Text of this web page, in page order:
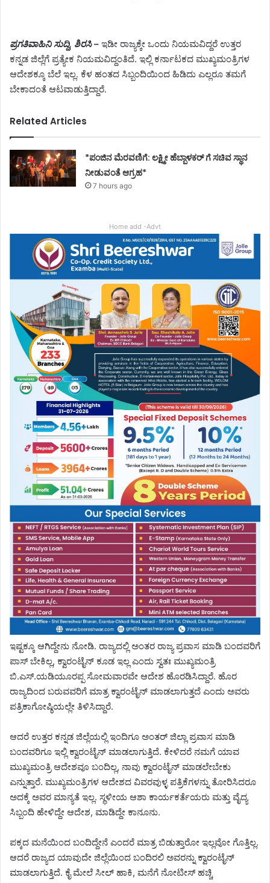
ಪ್ರಗತಿವಾಹಿನಿ ಸುದ್ದಿ, ಶಿರಸಿ – ಇಡೀ ರಾಜ್ಯಕ್ಕೇ ಒಂದು ನಿಯಮವಿದ್ದರೆ ಉತ್ತರ
ಕನ್ನಡ ಜಿಲ್ಲೆಗೆ ಪ್ರತ್ಯೇಕ ನಿಯಮವಿದ್ದಂತಿದೆ. ಇಲ್ಲಿ ಕರ್ನಾಟಕದ ಮುಖ್ಯಮಂತ್ರಿಗಳ
ಆದೇಶಕ್ಕೂ ಬೆಲೆ ಇಲ್ಲ. ಕೆಳ ಹಂತದ ಸಿಬ್ಬಂದಿಯಿಂದ ಹಿಡಿದು ಎಲ್ಲರೂ ತಮಗೆ
ಬೇಕಾದಂತೆ ಆಟವಾಡುತ್ತಿದ್ದಾರೆ.
Related Articles
*ಪಂಜಿನ ಮೆರವಣಿಗೆ: ಲಕ್ಷ್ಮೀ ಹೆಬ್ಬಾಳಕರ್ ಗೆ ಸಚಿವ ಸ್ಥಾನ
ನೀಡುವಂತೆ ಆಗ್ರಹ*
7 hours ago
Home add -Advt
ಇಷ್ಟಕ್ಕೂ ಆಗಿದ್ದೇನು ನೋಡಿ. ರಾಜ್ಯದಲ್ಲಿ ಅಂತರ ರಾಜ್ಯ ಪ್ರವಾಸ ಮಾಡಿ ಬಂದವರಿಗೆ
ಪಾಸ್ ಬೇಕಿಲ್ಲ, ಕ್ವಾರಂಟೈನ್ ಕೂಡ ಇಲ್ಲ ಎಂದು ಸ್ವತಃ ಮುಖ್ಯಮಂತ್ರಿ
ಬಿ.ಎಸ್.ಯಡಿಯೂರಪ್ಪ ಸೋಮವಾರವೇ ಆದೇಶ ಹೊರಡಿಸಿದ್ದಾರೆ. ಹೊರ
ರಾಜ್ಯದಿಂದ ಬರುವವರಿಗೆ ಮಾತ್ರ ಕ್ವಾರಂಟೈನ್ ಮಾಡಲಾಗುತ್ತದೆ ಎಂದು ಅವರು
ಪತ್ರಿಕಾಗೋಷ್ಠಿಯಲ್ಲೇ ತಿಳಿಸಿದ್ದಾರೆ.
ಆದರೆ ಉತ್ತರ ಕನ್ನಡ ಜಿಲ್ಲೆಯಲ್ಲಿ ಇಂದಿಗೂ ಅಂತರ್ ಜಿಲ್ಲಾ ಪ್ರವಾಸ ಮಾಡಿ
ಬಂದವರಿಗೂ ಇಲ್ಲಿ ಕ್ವಾರಂಟೈನ್ ಮಾಡಲಾಗುತ್ತಿದೆ. ಕೇಳಿದರೆ ನಮಗೆ ಯಾವ
ಮುಖ್ಯಮಂತ್ರಿ ಆದೇಶವೂ ಬಂದಿಲ್ಲ, ನಾವು ಕ್ವಾರಂಟೈನ್ ಮಾಡಲೇಬೇಕು
ಎನ್ನುತ್ತಾರೆ. ಮುಖ್ಯಮಂತ್ರಿಗಳ ಆದೇಶದ ವಿವರವುಳ್ಳ ಪತ್ರಿಕೆಗಳನ್ನು ತೋರಿಸಿದರೂ
ಅದಕ್ಕೆ ಅವರ ಮಾನ್ಯತೆ ಇಲ್ಲ. ಸ್ಥಳೀಯ ಆಶಾ ಕಾರ್ಯಕರ್ತೆಯರು ಮತ್ತು ವೈದ್ಯ
ಸಿಬ್ಬಂದಿ ಹೇಳಿದ್ದೇ ಆದೇಶ, ಮಾಡಿದ್ದೇ ಕಾನೂನು.
ಪಕ್ಕದ ಮನೆಯಿಂದ ಬಂದಿದ್ದೇನೆ ಎಂದರೆ ಮಾತ್ರ ಬಿಡುತ್ತಾರೋ ಇಲ್ಲವೋ ಗೊತ್ತಿಲ್ಲ.
ಆದರೆ ರಾಜ್ಯದ ಯಾವುದೇ ಜಿಲ್ಲೆಯಿಂದ ಬಂದಿರಲಿ ಅವರನ್ನು ಕ್ವಾರಂಟೈನ್
ಮಾಡಲಾಗುತ್ತಿದೆ. ಕೈ ಮೇಲೆ ಸೀಲ್ ಹಾಕಿ, ಮನೆಗೆ ನೋಟೀಸ್ ಹಚ್ಚಿ